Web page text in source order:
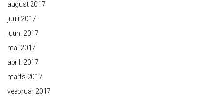
august 2017
juuli 2017
juuni 2017
mai 2017
aprill 2017
märts 2017
veebruar 2017